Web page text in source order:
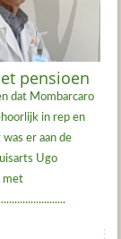
pensioen
dat Mombarcaro
in rep en
er aan de
Ugo
met